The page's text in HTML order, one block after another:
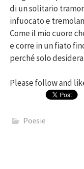
di un solitario
infuocato e
Come il mio cuore
e corre in un fiato
perché solo
Please follow and
Poesie